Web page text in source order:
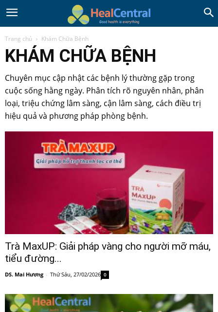
Trang chủ Khám Chữa Bệnh
KHÁM CHỮA BỆNH
Chuyên mục cập nhật các bệnh lý thường gặp trong
cuộc sống hằng ngày. Phân tích rõ nguyên nhân, phân
loại, triệu chứng lâm sàng, cận lâm sàng, cách điều trị
hiệu quả và phương pháp phòng bệnh.
Trà MaxUP: Giải pháp vàng cho người mỡ máu,
tiểu đường...
DS. Mai Hương - Thứ Sáu, 27/02/2026 0